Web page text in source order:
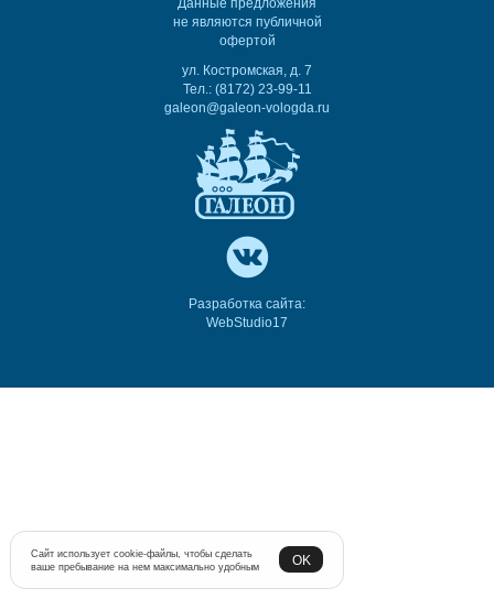
Данные предложения
не являются публичной
офертой
ул. Костромская, д. 7
Тел.: (8172) 23-99-11
galeon@galeon-vologda.ru
Разработка сайта:
WebStudio17
Сайт использует cookie-файлы, чтобы сделать
ваше пребывание на нем максимально удобным
OK